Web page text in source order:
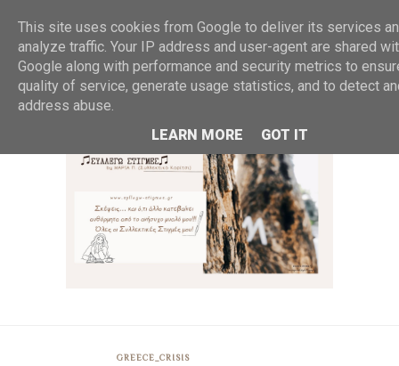
MENU
GREECE_CRISIS
This site uses cookies from Google to deliver its services
analyze traffic. Your IP address and user-agent are shared
Google along with performance and security metrics to
quality of service, generate usage statistics, and to detect
address abuse.
LEARN MORE
GOT IT